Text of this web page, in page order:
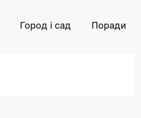
Город і сад Поради